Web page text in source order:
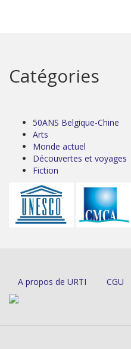
Catégories
50ANS Belgique-Chine
Arts
Monde actuel
Découvertes et voyages
Fiction
A propos de URTI CGU